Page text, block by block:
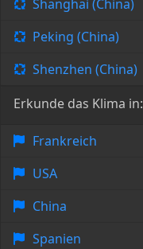
Shanghai (China)
Peking (China)
Shenzhen (China)
Erkunde das Klima in:
Frankreich
USA
China
Spanien